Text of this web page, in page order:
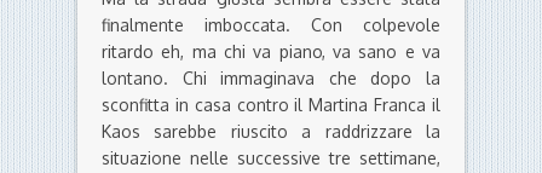
finalmente imboccata. Con colpevole
ritardo eh, ma chi va piano, va sano e va
lontano. Chi immaginava che dopo la
sconfitta in casa contro il Martina Franca il
Kaos sarebbe riuscito a raddrizzare la
situazione nelle successive tre settimane,